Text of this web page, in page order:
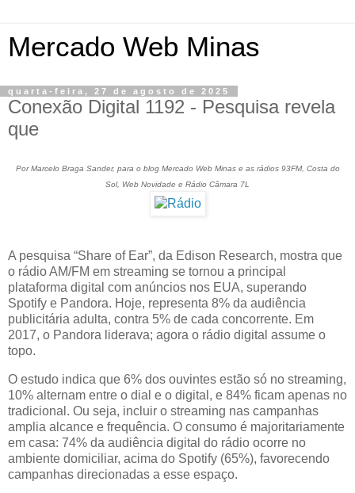
Mercado Web Minas
quarta-feira, 27 de agosto de 2025
Conexão Digital 1192 - Pesquisa revela
que
Por Marcelo Braga Sander, para o blog Mercado Web Minas e as rádios 93FM, Costa do
Sol, Web Novidade e Rádio Câmara 7L
A pesquisa “Share of Ear”, da Edison Research, mostra que
o rádio AM/FM em streaming se tornou a principal
plataforma digital com anúncios nos EUA, superando
Spotify e Pandora. Hoje, representa 8% da audiência
publicitária adulta, contra 5% de cada concorrente. Em
2017, o Pandora liderava; agora o rádio digital assume o
topo.
O estudo indica que 6% dos ouvintes estão só no streaming,
10% alternam entre o dial e o digital, e 84% ficam apenas no
tradicional. Ou seja, incluir o streaming nas campanhas
amplia alcance e frequência. O consumo é majoritariamente
em casa: 74% da audiência digital do rádio ocorre no
ambiente domiciliar, acima do Spotify (65%), favorecendo
campanhas direcionadas a esse espaço.